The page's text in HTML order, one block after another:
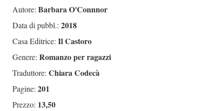
Autore: Barbara O'Connnor
Data di pubbl.: 2018
Casa Editrice: Il Castoro
Genere: Romanzo per ragazzi
Traduttore: Chiara Codecà
Pagine: 201
Prezzo: 13,50